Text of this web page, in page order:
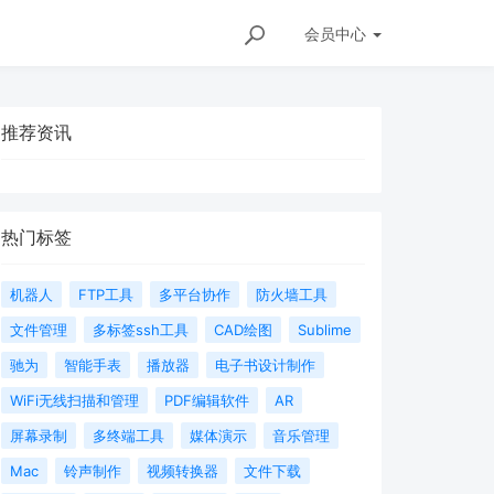
会员中心
推荐资讯
热门标签
机器人 FTP工具 多平台协作
防火墙工具
文件管理
多标签ssh工具 CAD绘图
Sublime
驰为
智能手表 播放器
电子书设计制作
WiFi无线扫描和管理
PDF编辑软件
AR
屏幕录制
多终端工具 媒体演示
音乐管理
Mac
铃声制作 视频转换器 文件下载